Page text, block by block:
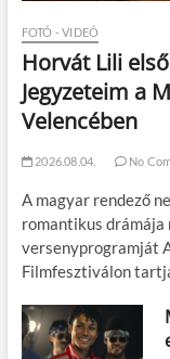
FOTÓ - VIDEÓ
Horvát Lili
Jegyzeteim a
Velencében
2026.08.04. No
A magyar rendező
romantikus
versenyprogramját
Filmfesztiválon